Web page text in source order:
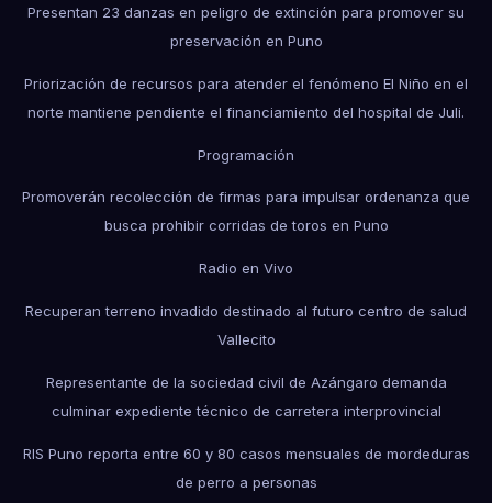
Presentan 23 danzas en peligro de extinción para promover su
preservación en Puno
Priorización de recursos para atender el fenómeno El Niño en el
norte mantiene pendiente el financiamiento del hospital de Juli.
Programación
Promoverán recolección de firmas para impulsar ordenanza que
busca prohibir corridas de toros en Puno
Radio en Vivo
Recuperan terreno invadido destinado al futuro centro de salud
Vallecito
Representante de la sociedad civil de Azángaro demanda
culminar expediente técnico de carretera interprovincial
RIS Puno reporta entre 60 y 80 casos mensuales de mordeduras
de perro a personas